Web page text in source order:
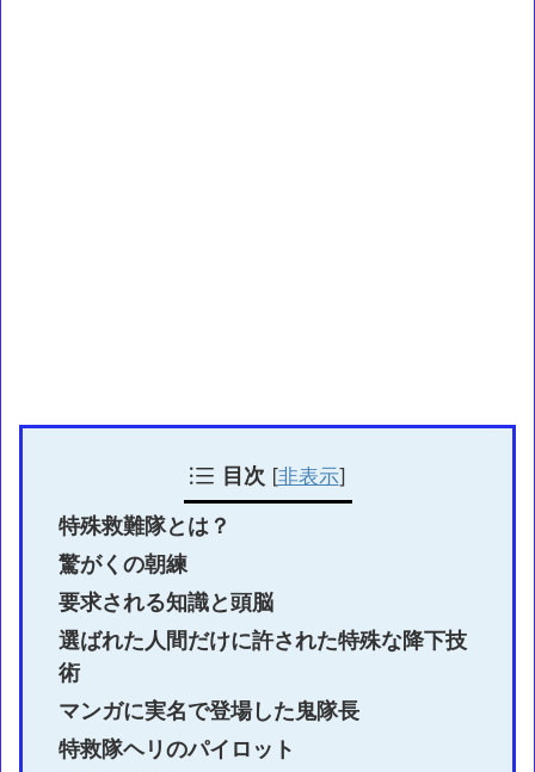
目次 [非表示]
特殊救難隊とは？
驚がくの朝練
要求される知識と頭脳
選ばれた人間だけに許された特殊な降下技
術
マンガに実名で登場した鬼隊長
特救隊ヘリのパイロット